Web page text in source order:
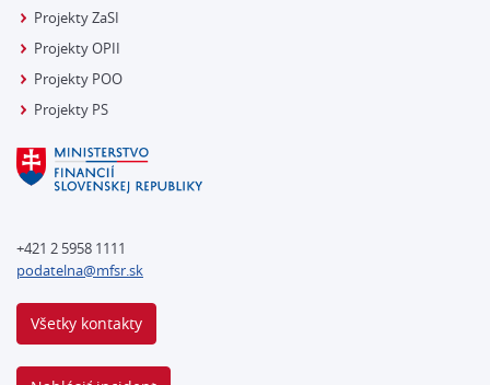
Projekty ZaSI
Projekty OPII
Projekty POO
Projekty PS
+421 2 5958 1111
podatelna@mfsr.sk
Všetky kontakty